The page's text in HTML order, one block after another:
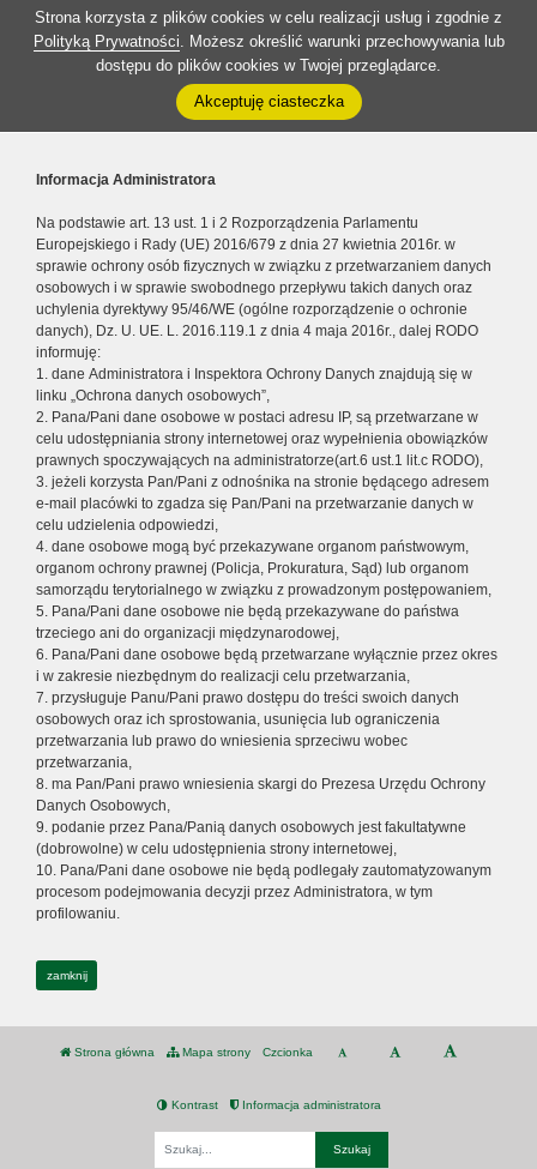
Strona korzysta z plików cookies w celu realizacji usług i zgodnie z
Polityką Prywatności. Możesz określić warunki przechowywania lub
dostępu do plików cookies w Twojej przeglądarce.
Akceptuję ciasteczka
Informacja Administratora
Na podstawie art. 13 ust. 1 i 2 Rozporządzenia Parlamentu
Europejskiego i Rady (UE) 2016/679 z dnia 27 kwietnia 2016r. w
sprawie ochrony osób fizycznych w związku z przetwarzaniem danych
osobowych i w sprawie swobodnego przepływu takich danych oraz
uchylenia dyrektywy 95/46/WE (ogólne rozporządzenie o ochronie
danych), Dz. U. UE. L. 2016.119.1 z dnia 4 maja 2016r., dalej RODO
informuję:
1. dane Administratora i Inspektora Ochrony Danych znajdują się w
linku „Ochrona danych osobowych”,
2. Pana/Pani dane osobowe w postaci adresu IP, są przetwarzane w
celu udostępniania strony internetowej oraz wypełnienia obowiązków
prawnych spoczywających na administratorze(art.6 ust.1 lit.c RODO),
3. jeżeli korzysta Pan/Pani z odnośnika na stronie będącego adresem
e-mail placówki to zgadza się Pan/Pani na przetwarzanie danych w
celu udzielenia odpowiedzi,
4. dane osobowe mogą być przekazywane organom państwowym,
organom ochrony prawnej (Policja, Prokuratura, Sąd) lub organom
samorządu terytorialnego w związku z prowadzonym postępowaniem,
5. Pana/Pani dane osobowe nie będą przekazywane do państwa
trzeciego ani do organizacji międzynarodowej,
6. Pana/Pani dane osobowe będą przetwarzane wyłącznie przez okres
i w zakresie niezbędnym do realizacji celu przetwarzania,
7. przysługuje Panu/Pani prawo dostępu do treści swoich danych
osobowych oraz ich sprostowania, usunięcia lub ograniczenia
przetwarzania lub prawo do wniesienia sprzeciwu wobec
przetwarzania,
8. ma Pan/Pani prawo wniesienia skargi do Prezesa Urzędu Ochrony
Danych Osobowych,
9. podanie przez Pana/Panią danych osobowych jest fakultatywne
(dobrowolne) w celu udostępnienia strony internetowej,
10. Pana/Pani dane osobowe nie będą podlegały zautomatyzowanym
procesom podejmowania decyzji przez Administratora, w tym
profilowaniu.
zamknij
Strona główna Mapa strony Czcionka
Kontrast Informacja administratora